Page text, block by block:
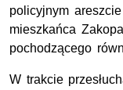
policyjnym
mieszkańca
pochodzącego
W trakcie